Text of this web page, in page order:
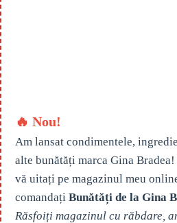
🔥 Nou!
Am lansat condimentele,
alte bunătăți marca Gina
vă uitați pe magazinul meu
comandați Bunătăți de la Gina
Răsfoiți magazinul cu răbdare,